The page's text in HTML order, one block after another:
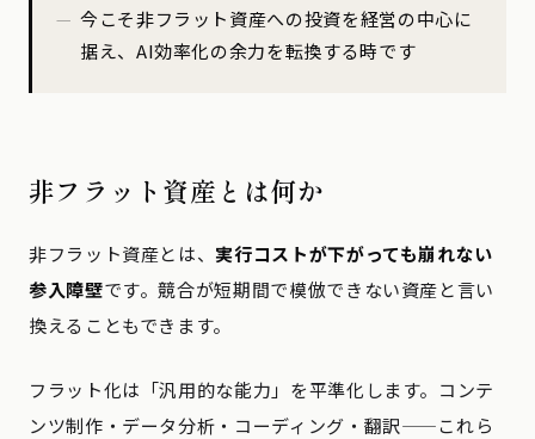
今こそ非フラット資産への投資を経営の中心に
据え、AI効率化の余力を転換する時です
非フラット資産とは何か
非フラット資産とは、 実行コストが下がっても崩れない
参入障壁です。競合が短期間で模倣できない資産と言い
換えることもできます。
フラット化は「汎用的な能力」を平準化します。コンテ
ンツ制作・データ分析・コーディング・翻訳——これら